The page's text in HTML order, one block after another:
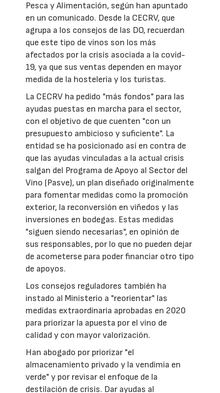
Pesca y Alimentación, según han apuntado
en un comunicado. Desde la CECRV, que
agrupa a los consejos de las DO, recuerdan
que este tipo de vinos son los más
afectados por la crisis asociada a la covid-
19, ya que sus ventas dependen en mayor
medida de la hostelería y los turistas.
La CECRV ha pedido "más fondos" para las
ayudas puestas en marcha para el sector,
con el objetivo de que cuenten "con un
presupuesto ambicioso y suficiente". La
entidad se ha posicionado así en contra de
que las ayudas vinculadas a la actual crisis
salgan del Programa de Apoyo al Sector del
Vino (Pasve), un plan diseñado originalmente
para fomentar medidas como la promoción
exterior, la reconversión en viñedos y las
inversiones en bodegas. Estas medidas
"siguen siendo necesarias", en opinión de
sus responsables, por lo que no pueden dejar
de acometerse para poder financiar otro tipo
de apoyos.
Los consejos reguladores también ha
instado al Ministerio a "reorientar" las
medidas extraordinaria aprobadas en 2020
para priorizar la apuesta por el vino de
calidad y con mayor valorización.
Han abogado por priorizar "el
almacenamiento privado y la vendimia en
verde" y por revisar el enfoque de la
destilación de crisis. Dar ayudas al